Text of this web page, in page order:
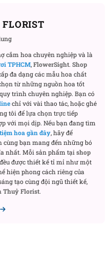
“được chăm”
Cẩm tú cầu tạo
cánh trắng ngà,
sáng toàn bộ bảng
thẳng mềm ra khỏi
cao và cảm giác bay
gió.
giấy trắng mờ tạo
bản lớn ôm lấy cụm
người cầm bó hoa
khi chưa nói gì. Cách
cắm hoa chuyên nghiệp và là
TPHCM,FlowerSight. Shop
đa dạng các mẫu hoa chất
từ những nguồn hoa tốt
trình chuyên nghiệp. Bạn có
chỉ với vài thao tác, hoặc ghé
tôi để lựa chọn trực tiếp
với mọi dịp. Nếu bạn đang tìm
tiệm hoa gần đây, hãy để
cùng bạn mang đến những bó
nhất. Mỗi sản phẩm tạishop
được thiết kế tỉ mỉ như một
hiện phong cách riêng của
tạo cùng đội ngũ thiết kế,
Thuỷ Florist.